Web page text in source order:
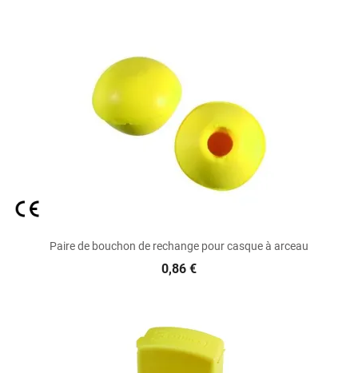
Paire de bouchon de rechange pour casque à arceau
0,86 €